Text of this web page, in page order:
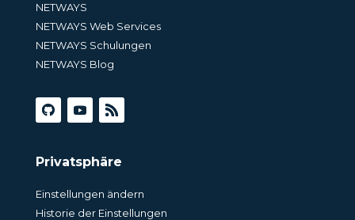
NETWAYS
NETWAYS Web Services
NETWAYS Schulungen
NETWAYS Blog
Privatsphäre
Einstellungen ändern
Historie der Einstellungen